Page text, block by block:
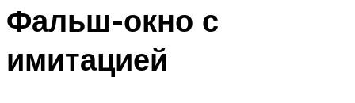
Фальш-окно с
имитацией